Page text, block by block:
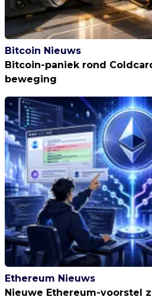
Bitcoin Nieuws
Bitcoin-paniek rond
beweging
Ethereum Nieuws
Nieuwe Ethereum-voorstel